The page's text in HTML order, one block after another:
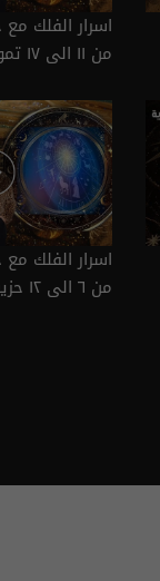
اسرار الفلك
من ١١ الى ١٧ تموز ٢٠٢٦ | 2026
اسرار الفلك
من ٦ الى ١٢ حزيران ٢٠٢٦ | 2026